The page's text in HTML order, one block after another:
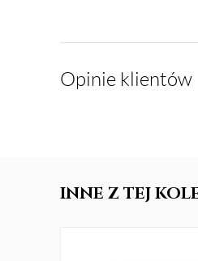
Opinie klientów
INNE Z TEJ